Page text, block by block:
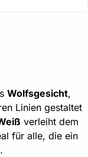
Wolfsgesicht,
Linien gestaltet
verleiht dem
für alle, die ein